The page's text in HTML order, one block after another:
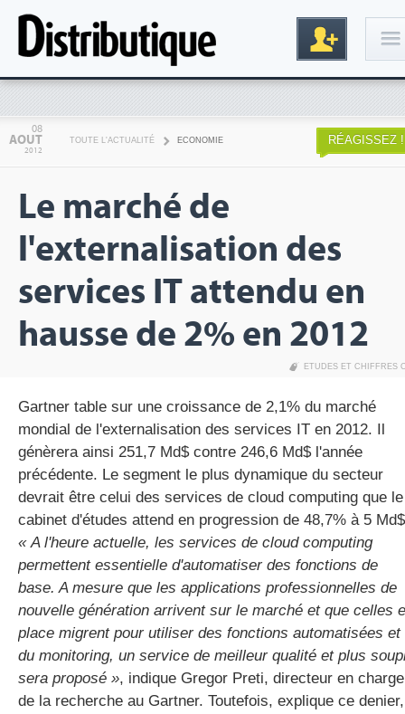
Inscription
gratuite
08
AOUT
2012
TOUTE L'ACTUALITÉ ECONOMIE RÉAGISSEZ !
Le marché de
l'externalisation des
services IT attendu en
hausse de 2% en 2012
ETUDES ET CHIFFRES
Gartner table sur une croissance de 2,1% du marché
mondial de l'externalisation des services IT en 2012. Il
génèrera ainsi 251,7 Md$ contre 246,6 Md$ l'année
précédente. Le segment le plus dynamique du secteur
devrait être celui des services de cloud computing que le
cabinet d'études attend en progression de 48,7% à 5
« A l'heure actuelle, les services de cloud computing
permettent essentielle d'automatiser des fonctions de
base. A mesure que les applications professionnelles de
nouvelle génération arrivent sur le marché et que celles
place migrent pour utiliser des fonctions automatisées et
du monitoring, un service de meilleur qualité et plus
sera proposé », indique Gregor Preti, directeur en charge
de la recherche au Gartner. Toutefois, explique ce denier,